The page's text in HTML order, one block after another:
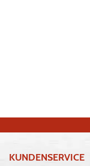
KUNDENSERVICE